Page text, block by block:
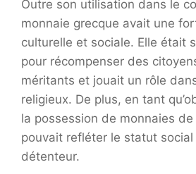
Outre son utilisation dans le
monnaie grecque avait une
culturelle et sociale. Elle était
pour récompenser des
méritants et jouait un rôle
religieux. De plus, en tant
la possession de monnaies
pouvait refléter le statut social
détenteur.